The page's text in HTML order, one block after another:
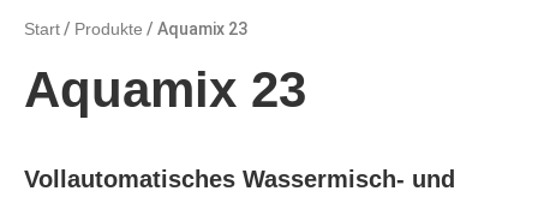
Start/ Produkte / Aquamix 23
Aquamix 23
Vollautomatisches Wassermisch- und